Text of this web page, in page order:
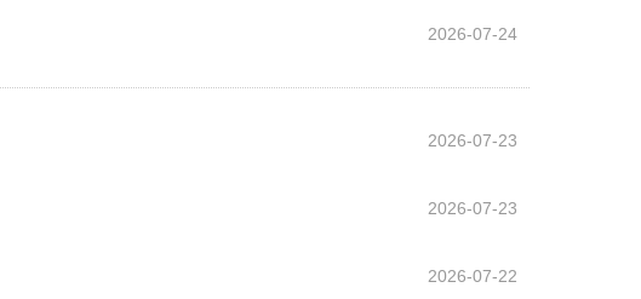
2026-07-24
2026-07-23
2026-07-23
2026-07-22